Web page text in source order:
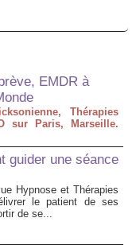
EMDR à
Thérapies
sur Paris, Marseille.
guider une séance
Hypnose et Thérapies
le patient de ses
de se...